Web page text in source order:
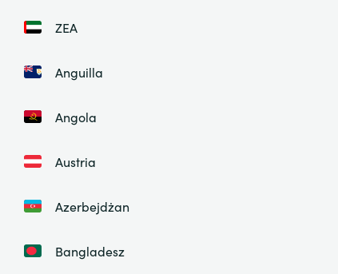
ZEA
Anguilla
Angola
Austria
Azerbejdżan
Bangladesz